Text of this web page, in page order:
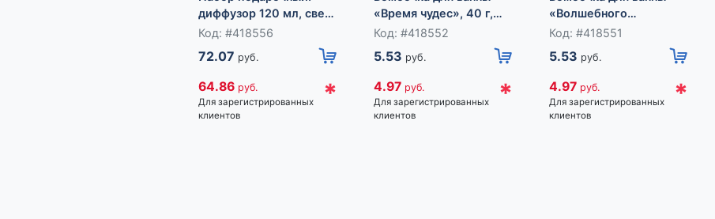
диффузор 120 мл, свеча
ароматическая, 120 г,
Код: #418556
72.07 руб.
64.86 руб.
Для зарегистрированных
клиентов
*
«Время чудес», 40 г,
аромат ягодный,
Код: #418552
5.53 руб.
4.97 руб.
Для зарегистрированных
клиентов
*
«Волшебного
праздника!», 40 г,
корицей, Чистое
счастье
Код: #418551
5.53 руб.
4.97 руб.
Для зарегистрированных
клиентов
*